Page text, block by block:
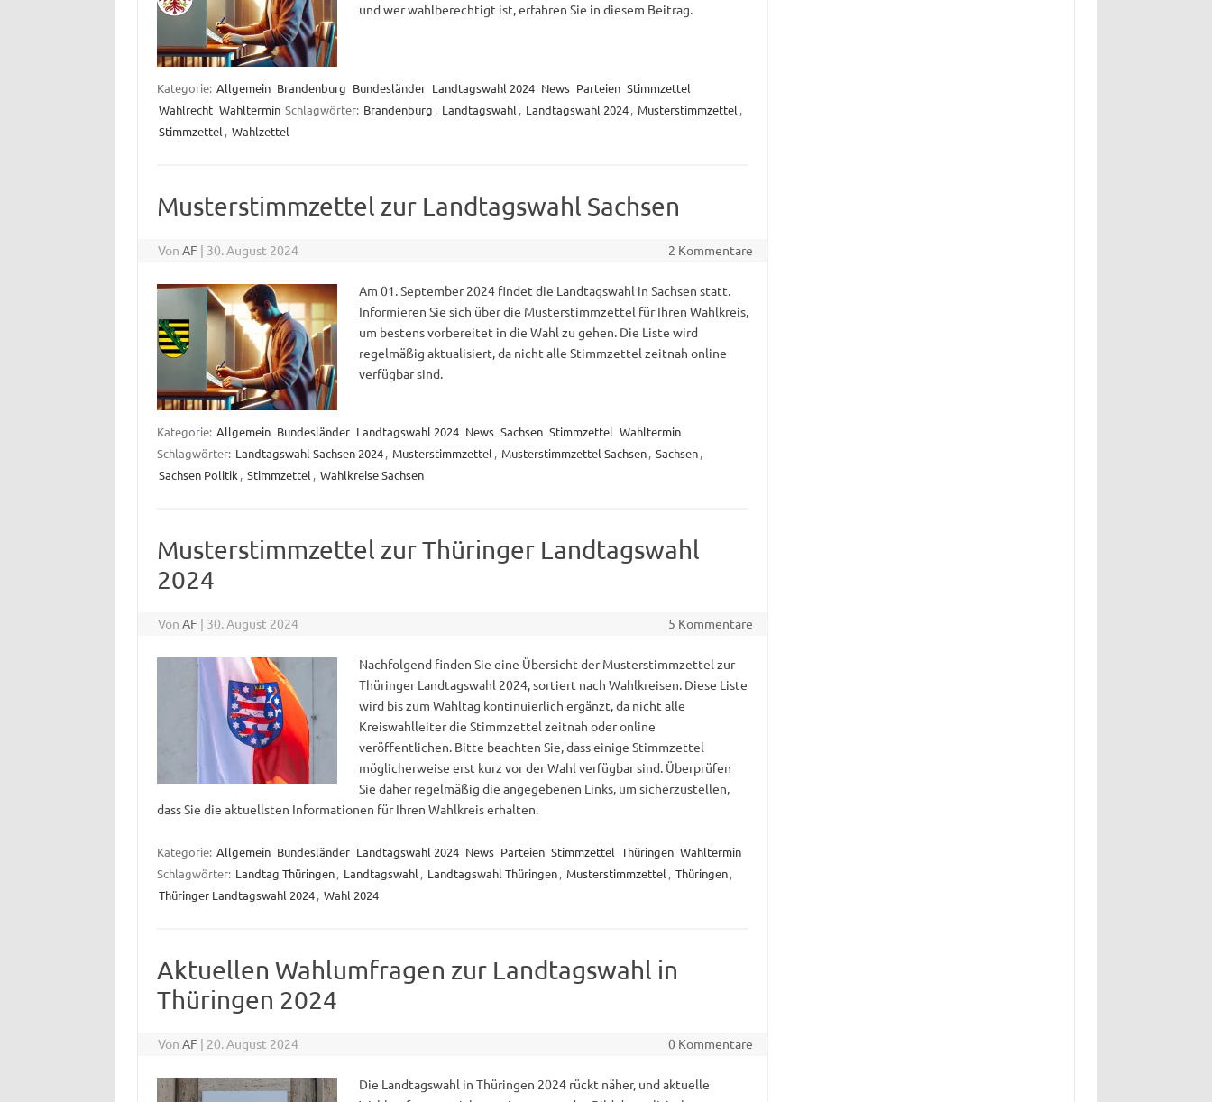
und wer wahlberechtigt ist, erfahren Sie in diesem Beitrag.
Kategorie: Allgemein Brandenburg Bundesländer Landtagswahl 2024 News Parteien Stimmzettel
Wahlrecht Wahltermin Schlagwörter: Brandenburg , Landtagswahl , Landtagswahl 2024, Musterstimmzettel ,
Stimmzettel , Wahlzettel
Musterstimmzettel zur Landtagswahl Sachsen
VonAF | 30. August 2024 2 Kommentare
Am 01. September 2024 findet die Landtagswahl in Sachsen statt.
Informieren Sie sich über die Musterstimmzettel für Ihren Wahlkreis,
um bestens vorbereitet in die Wahl zu gehen. Die Liste wird
regelmäßig aktualisiert, da nicht alle Stimmzettel zeitnah online
verfügbar sind.
Kategorie: Allgemein Bundesländer Landtagswahl 2024 News Sachsen Stimmzettel Wahltermin
Schlagwörter: Landtagswahl Sachsen 2024, Musterstimmzettel , Musterstimmzettel Sachsen, Sachsen,
Sachsen Politik , Stimmzettel , Wahlkreise Sachsen
Musterstimmzettel zur Thüringer Landtagswahl
2024
VonAF | 30. August 2024 5 Kommentare
Nachfolgend finden Sie eine Übersicht der Musterstimmzettel zur
Thüringer Landtagswahl 2024, sortiert nach Wahlkreisen. Diese Liste
wird bis zum Wahltag kontinuierlich ergänzt, da nicht alle
Kreiswahlleiter die Stimmzettel zeitnah oder online
veröffentlichen. Bitte beachten Sie, dass einige Stimmzettel
möglicherweise erst kurz vor der Wahl verfügbar sind. Überprüfen
Sie daher regelmäßig die angegebenen Links, um sicherzustellen,
dass Sie die aktuellsten Informationen für Ihren Wahlkreis erhalten.
Kategorie: Allgemein Bundesländer Landtagswahl 2024 News Parteien Stimmzettel Thüringen Wahltermin
Schlagwörter: Landtag Thüringen, Landtagswahl , Landtagswahl Thüringen, Musterstimmzettel , Thüringen,
Thüringer Landtagswahl 2024, Wahl 2024
Aktuellen Wahlumfragen zur Landtagswahl in
Thüringen 2024
VonAF | 20. August 2024 0 Kommentare
Die Landtagswahl in Thüringen 2024 rückt näher, und aktuelle